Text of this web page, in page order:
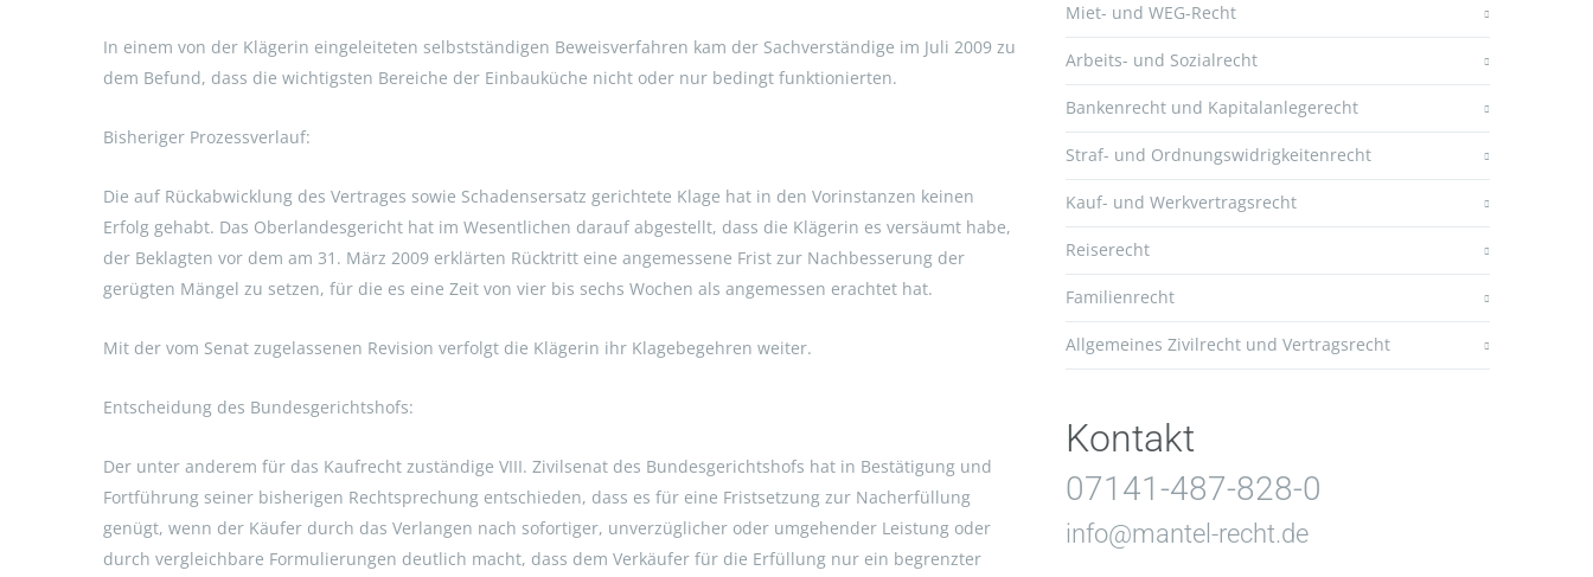
In einem von der Klägerin eingeleiteten selbstständigen Beweisverfahren kam der Sachverständige im Juli 2009 zu
dem Befund, dass die wichtigsten Bereiche der Einbauküche nicht oder nur bedingt funktionierten.
Bisheriger Prozessverlauf:
Die auf Rückabwicklung des Vertrages sowie Schadensersatz gerichtete Klage hat in den Vorinstanzen keinen
Erfolg gehabt. Das Oberlandesgericht hat im Wesentlichen darauf abgestellt, dass die Klägerin es versäumt habe,
der Beklagten vor dem am 31. März 2009 erklärten Rücktritt eine angemessene Frist zur Nachbesserung der
gerügten Mängel zu setzen, für die es eine Zeit von vier bis sechs Wochen als angemessen erachtet hat.
Mit der vom Senat zugelassenen Revision verfolgt die Klägerin ihr Klagebegehren weiter.
Entscheidung des Bundesgerichtshofs:
Der unter anderem für das Kaufrecht zuständige VIII. Zivilsenat des Bundesgerichtshofs hat in Bestätigung und
Fortführung seiner bisherigen Rechtsprechung entschieden, dass es für eine Fristsetzung zur Nacherfüllung
genügt, wenn der Käufer durch das Verlangen nach sofortiger, unverzüglicher oder umgehender Leistung oder
durch vergleichbare Formulierungen deutlich macht, dass dem Verkäufer für die Erfüllung nur ein begrenzter
Miet- und WEG-Recht
Arbeits- und Sozialrecht
Bankenrecht und Kapitalanlegerecht
Straf- und Ordnungswidrigkeitenrecht
Kauf- und Werkvertragsrecht
Reiserecht
Familienrecht
Allgemeines Zivilrecht und Vertragsrecht
Kontakt
07141-487-828-0
info@mantel-recht.de